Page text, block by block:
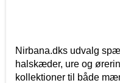
Nirbana.dks udvalg
halskæder, ure og
kollektioner til både